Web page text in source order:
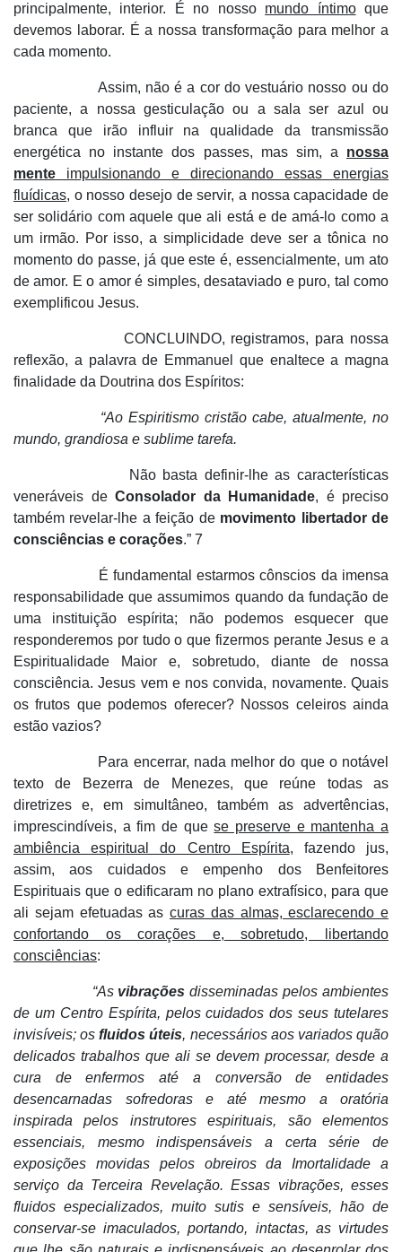
principalmente, interior. É no nosso mundo íntimoque
devemos laborar. É a nossa transformação para melhor a
cada momento.
Assim, não é a cor do vestuário nosso ou do
paciente, a nossa gesticulação ou a sala ser azul ou
branca que irão influir na qualidade da transmissão
energética no instante dos passes, mas sim, a nossa
mente impulsionando e direcionando essas energias
fluídicas, o nosso desejo de servir, a nossa capacidade de
ser solidário com aquele que ali está e de amá-lo como a
um irmão. Por isso, a simplicidade deve ser a tônica no
momento do passe, já que este é, essencialmente, um ato
de amor. E o amor é simples, desataviado e puro, tal como
exemplificou Jesus.
CONCLUINDO, registramos, para nossa
reflexão, a palavra de Emmanuel que enaltece a magna
finalidade da Doutrina dos Espíritos:
“Ao Espiritismo cristão cabe, atualmente, no
mundo, grandiosa e sublime tarefa.
Não basta definir-lhe as características
veneráveis de Consolador da Humanidade, é preciso
também revelar-lhe a feição de movimento libertador de
consciências e corações.” 7
É fundamental estarmos cônscios da imensa
responsabilidade que assumimos quando da fundação de
uma instituição espírita; não podemos esquecer que
responderemos por tudo o que fizermos perante Jesus e a
Espiritualidade Maior e, sobretudo, diante de nossa
consciência. Jesus vem e nos convida, novamente. Quais
os frutos que podemos oferecer? Nossos celeiros ainda
estão vazios?
Para encerrar, nada melhor do que o notável
texto de Bezerra de Menezes, que reúne todas as
diretrizes e, em simultâneo, também as advertências,
imprescindíveis, a fim de quese preserve e mantenha a
ambiência espiritual do Centro Espírita, fazendo jus,
assim, aos cuidados e empenho dos Benfeitores
Espirituais que o edificaram no plano extrafísico, para que
ali sejam efetuadas as curas das almas, esclarecendo e
confortando os corações e, sobretudo, libertando
consciências:
“As vibraçõesdisseminadas pelos ambientes
de um Centro Espírita, pelos cuidados dos seus tutelares
invisíveis; osfluidos úteis, necessários aos variados quão
delicados trabalhos que ali se devem processar, desde a
cura de enfermos até a conversão de entidades
desencarnadas sofredoras e até mesmo a oratória
inspirada pelos instrutores espirituais, são elementos
essenciais, mesmo indispensáveis a certa série de
exposições movidas pelos obreiros da Imortalidade a
serviço da Terceira Revelação. Essas vibrações, esses
fluidos especializados, muito sutis e sensíveis, hão de
conservar-se imaculados, portando, intactas, as virtudes